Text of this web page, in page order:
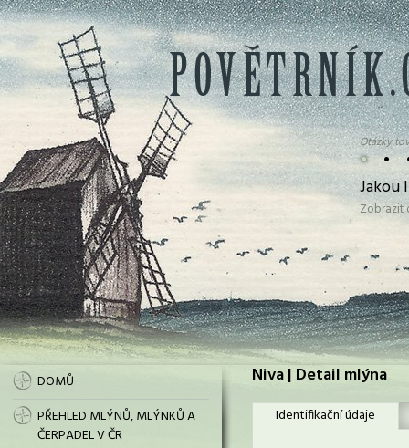
• •
Otázky
Jakou
DOMŮ
PŘEHLED MLÝNŮ, MLÝNKŮ A
ČERPADEL V ČR
Niva | Detail mlýna
Identifikační údaje